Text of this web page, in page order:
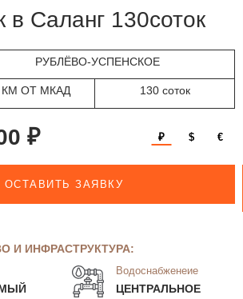
в Саланг 130соток
РУБЛЁВО-УСПЕНСКОЕ
КМ ОТ МКАД 130 соток
₽ ₽ $ €
ОСТАВИТЬ ЗАЯВКУ
И ИНФРАСТРУКТУРА:
Водоснабженеие
ЦЕНТРАЛЬНОЕ